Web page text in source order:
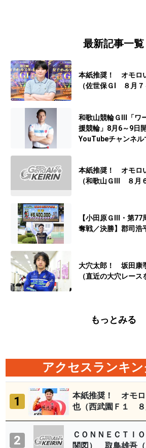
最新記事一覧
本紙推奨！ オモロ
（佐世保ＧⅠ ８月７
和歌山競輪ＧⅢ「ワ
援競輪」8月6～9日
YouTubeチャンネル
本紙推奨！ オモロ
（和歌山ＧⅢ ８月
【小田原ＧⅢ・第77
奪戦／決勝】郡司浩
大穴太郎！ 坂田康
（直近の大穴レース
もっとみる
アクセスランキン
1
本紙推奨！ オモ
也（西武園Ｆ１ ８
2
ＣＯＮＮＥＣＴＩ
関図） 取鳥雄吾